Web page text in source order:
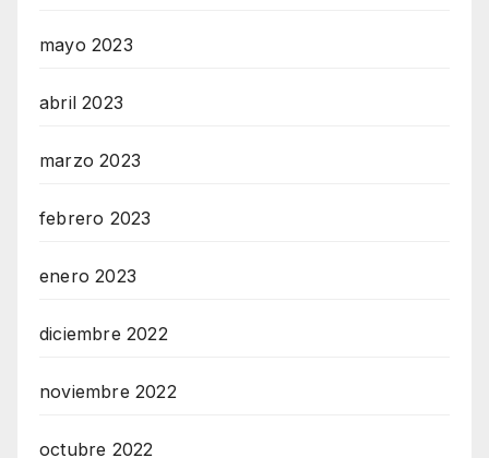
mayo 2023
abril 2023
marzo 2023
febrero 2023
enero 2023
diciembre 2022
noviembre 2022
octubre 2022